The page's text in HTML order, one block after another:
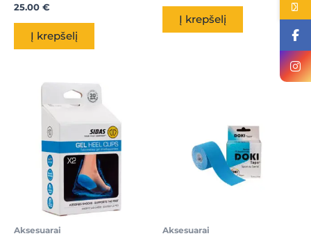
25.00 €
Į krepšelį
Į krepšelį
Aksesuarai Aksesuarai